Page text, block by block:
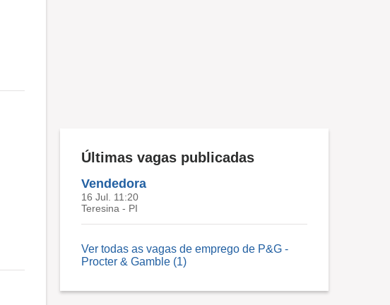
Últimas vagas publicadas
Vendedora
16 Jul. 11:20
Teresina - PI
Ver todas as vagas de emprego de P&G -
Procter & Gamble (1)